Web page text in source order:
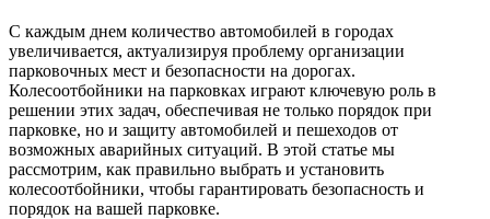
С каждым днем количество автомобилей в городах
увеличивается, актуализируя проблему организации
парковочных мест и безопасности на дорогах.
Колесоотбойники на парковках играют ключевую роль в
решении этих задач, обеспечивая не только порядок при
парковке, но и защиту автомобилей и пешеходов от
возможных аварийных ситуаций. В этой статье мы
рассмотрим, как правильно выбрать и установить
колесоотбойники, чтобы гарантировать безопасность и
порядок на вашей парковке.